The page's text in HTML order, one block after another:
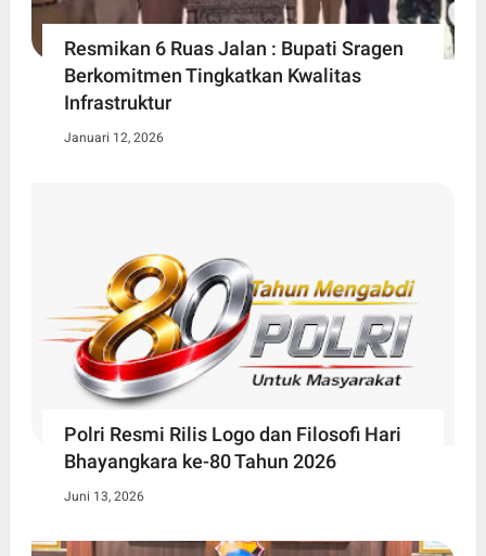
Resmikan 6 Ruas Jalan : Bupati Sragen
Berkomitmen Tingkatkan Kwalitas
Infrastruktur
Januari 12, 2026
Polri Resmi Rilis Logo dan Filosofi Hari
Bhayangkara ke-80 Tahun 2026
Juni 13, 2026